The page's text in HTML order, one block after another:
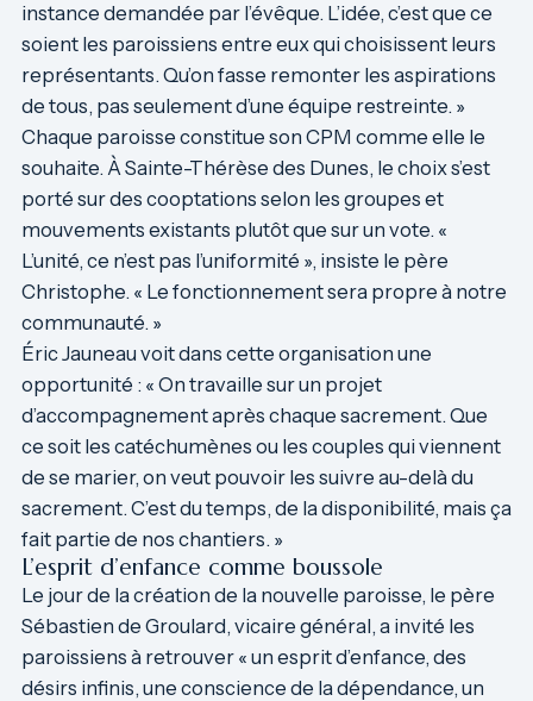
instance demandée par l’évêque. L’idée, c’est que ce
soient les paroissiens entre eux qui choisissent leurs
représentants. Qu’on fasse remonter les aspirations
de tous, pas seulement d’une équipe restreinte. »
Chaque paroisse constitue son CPM comme elle le
souhaite. À Sainte-Thérèse des Dunes, le choix s’est
porté sur des cooptations selon les groupes et
mouvements existants plutôt que sur un vote. «
L’unité, ce n’est pas l’uniformité », insiste le père
Christophe. « Le fonctionnement sera propre à notre
communauté. »
Éric Jauneau voit dans cette organisation une
opportunité : « On travaille sur un projet
d’accompagnement après chaque sacrement. Que
ce soit les catéchumènes ou les couples qui viennent
de se marier, on veut pouvoir les suivre au-delà du
sacrement. C’est du temps, de la disponibilité, mais ça
fait partie de nos chantiers. »
L’esprit d’enfance comme boussole
Le jour de la création de la nouvelle paroisse, le père
Sébastien de Groulard, vicaire général, a invité les
paroissiens à retrouver « un esprit d’enfance, des
désirs infinis, une conscience de la dépendance, un